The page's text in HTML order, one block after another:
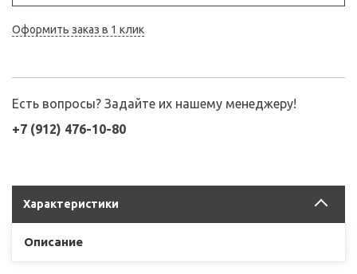
Оформить заказ в 1 клик
Есть вопросы? Задайте их нашему менеджеру!
+7 (912) 476-10-80
Характеристики
Описание